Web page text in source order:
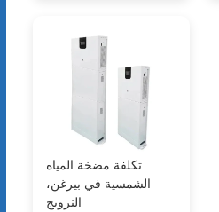
تكلفة مضخة المياه
الشمسية في بيرغن،
النرويج